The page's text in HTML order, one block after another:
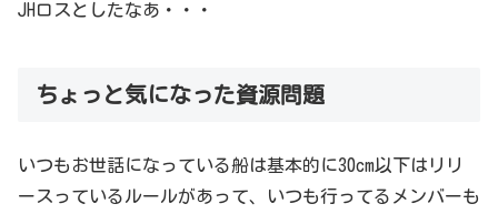
JHロスとしたなあ・・・
ちょっと気になった資源問題
いつもお世話になっている船は基本的に30cm以下はリリ
ースっているルールがあって、いつも行ってるメンバーも